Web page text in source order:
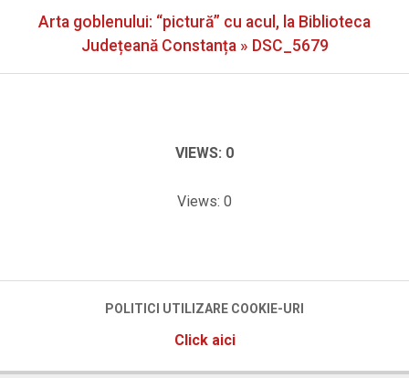
NavigationArta goblenului: “pictură” cu acul, la Biblioteca
Județeană Constanța » DSC_5679
VIEWS: 0
Views: 0
POLITICI UTILIZARE COOKIE-URI
Click aici